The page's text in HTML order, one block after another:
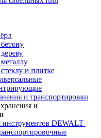
и плитке
и транспортировки
и
DEWALT